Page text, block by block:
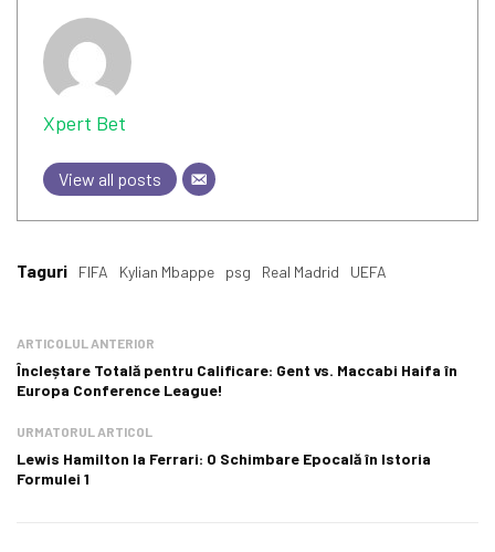
Xpert Bet
View all posts
Taguri FIFA Kylian Mbappe psg Real Madrid UEFA
ARTICOLUL ANTERIOR
Încleștare Totală pentru Calificare: Gent vs. Maccabi Haifa în
Europa Conference League!
URMATORUL ARTICOL
Lewis Hamilton la Ferrari: O Schimbare Epocală în Istoria
Formulei 1